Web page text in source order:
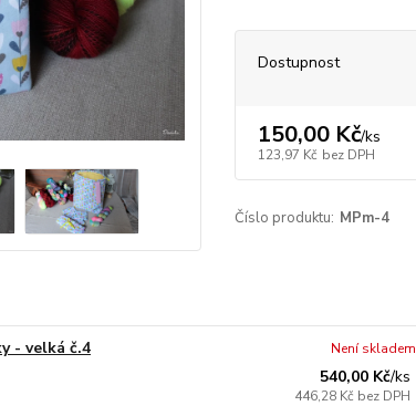
Dostupnost
150,00 Kč/ks
123,97 Kč bez DPH
Číslo produktu: MPm-4
- velká č.4
540,00 Kč/ks
446,28 Kč bez DPH
Není skladem